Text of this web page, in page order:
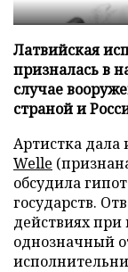
Латвийская
призналась в
случае
страной и
Артистка
Welle
обсудила
государств.
действиях
однозначный